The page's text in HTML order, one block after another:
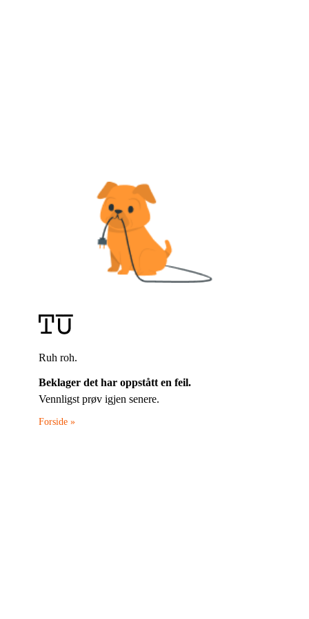
Ruh roh.
Beklager det har oppstått en feil.
Vennligst prøv igjen senere.
Forside »